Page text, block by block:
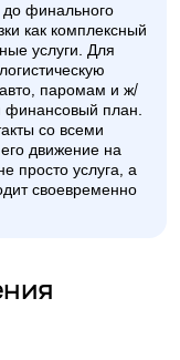
до финального
как комплексный
услуги. Для
паромам и ж/
финансовый план.
со всеми
движение на
просто услуга, а
своевременно